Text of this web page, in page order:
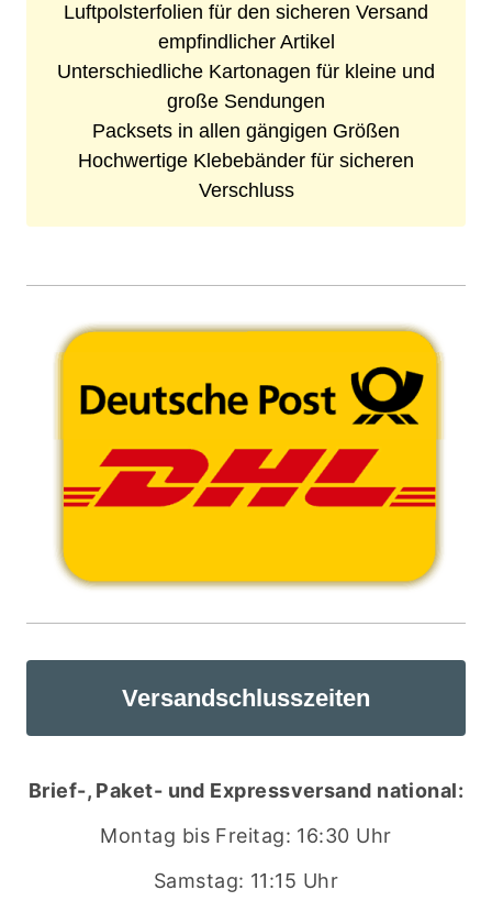
Luftpolsterfolien für den sicheren Versand
empfindlicher Artikel
Unterschiedliche Kartonagen für kleine und
große Sendungen
Packsets in allen gängigen Größen
Hochwertige Klebebänder für sicheren
Verschluss
Versandschlusszeiten
Brief-, Paket- und Expressversand national:
Montag bis Freitag: 16:30 Uhr
Samstag: 11:15 Uhr